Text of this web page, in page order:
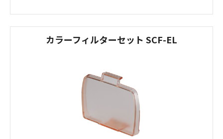
カラーフィルターセット SCF-EL